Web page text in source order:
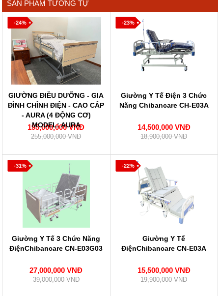
SẢN PHẨM TƯƠNG TỰ
-24%
GIƯỜNG ĐIỀU DƯỠNG - GIA
ĐÌNH CHỈNH ĐIỆN - CAO CẤP
- AURA (4 ĐỘNG CƠ)
MODEL: AURA
195,000,000 VNĐ
255,000,000 VNĐ
-23%
Giường Y Tế Điện 3 Chức
Năng Chibancare CH-E03A
14,500,000 VNĐ
18,900,000 VNĐ
-31%
Giường Y Tế 3 Chức Năng
ĐiệnChibancare CN-E03G03
27,000,000 VNĐ
39,000,000 VNĐ
-22%
Giường Y Tế
ĐiệnChibancare CN-E03A
15,500,000 VNĐ
19,900,000 VNĐ